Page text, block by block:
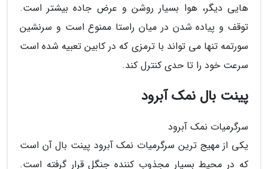
هایی دیگر، هوا بسیار روشن و عرض جاده بیشتر است.
توقف و پیاده شدن در میان راستا ممنوع است و سرنشین
سورتمه تنها می تواند با ترمزی که در کابین تعبیه شده است
سرعت خود را تا حدی کنترل کند.
پینت بال نمک آبرود
سرگرمیات نمک آبرود
یکی از مهیج ترین سرگرمیات نمک آبرود پینت بال آن است
که در محیط بسیار مجذوب کننده جنگل قرار گرفته است.